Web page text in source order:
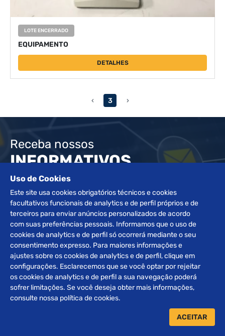
LOTE ENCERRADO
EQUIPAMENTO
DETALHES
‹ 3 ›
Receba nossos
INFORMATIVOS
Desde 1972 atuando e buscando sempre a excelência no
segmento de leilões, a família Braggio orgulha-se de ser
referência e uma organização de grande destaque no setor.
Uso de Cookies
Este site usa cookies obrigatórios técnicos e cookies
facultativos funcionais de analytics e de perfil próprios e de
terceiros para enviar anúncios personalizados de acordo
com suas preferências pessoais. Informamos que o uso de
cookies de analytics e de perfil só ocorrerá mediante o seu
consentimento expresso. Para maiores informações e
ajustes sobre os cookies de analytics e de perfil, clique em
configurações. Esclarecemos que se você optar por rejeitar
os cookies de analytics e de perfil a sua navegação poderá
sofrer limitações. Se você deseja obter mais informações,
consulte nossa política de cookies.
ACEITAR